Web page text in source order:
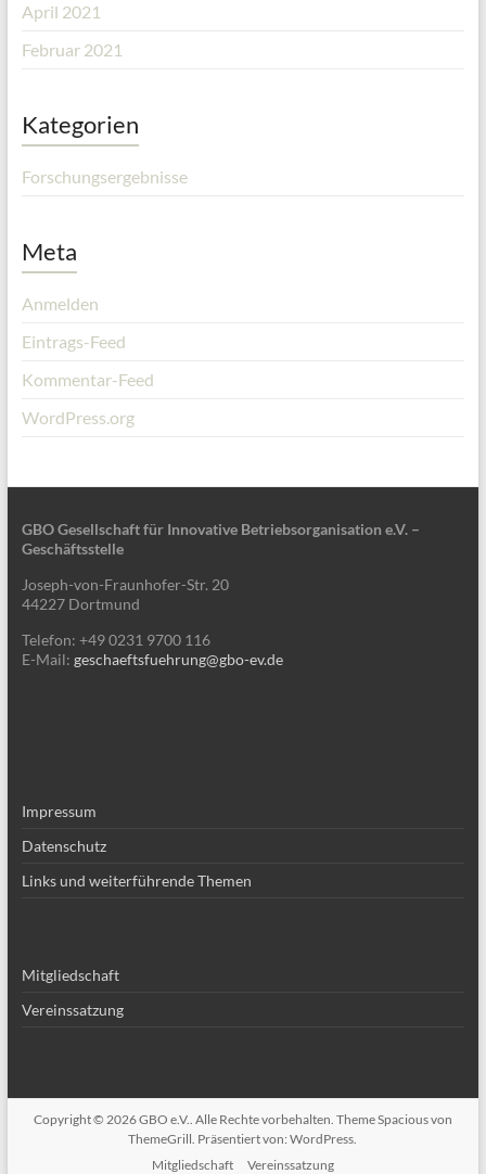
April 2021
Februar 2021
Kategorien
Forschungsergebnisse
Meta
Anmelden
Eintrags-Feed
Kommentar-Feed
WordPress.org
GBO Gesellschaft für Innovative Betriebsorganisation e.V. –
Geschäftsstelle
Joseph-von-Fraunhofer-Str. 20
44227 Dortmund
Telefon: +49 0231 9700 116
E-Mail: geschaeftsfuehrung@gbo-ev.de
Impressum
Datenschutz
Links und weiterführende Themen
Mitgliedschaft
Vereinssatzung
Copyright © 2026GBO e.V.. Alle Rechte vorbehalten. ThemeSpaciousvon
ThemeGrill. Präsentiert von:WordPress.
Mitgliedschaft
Vereinssatzung